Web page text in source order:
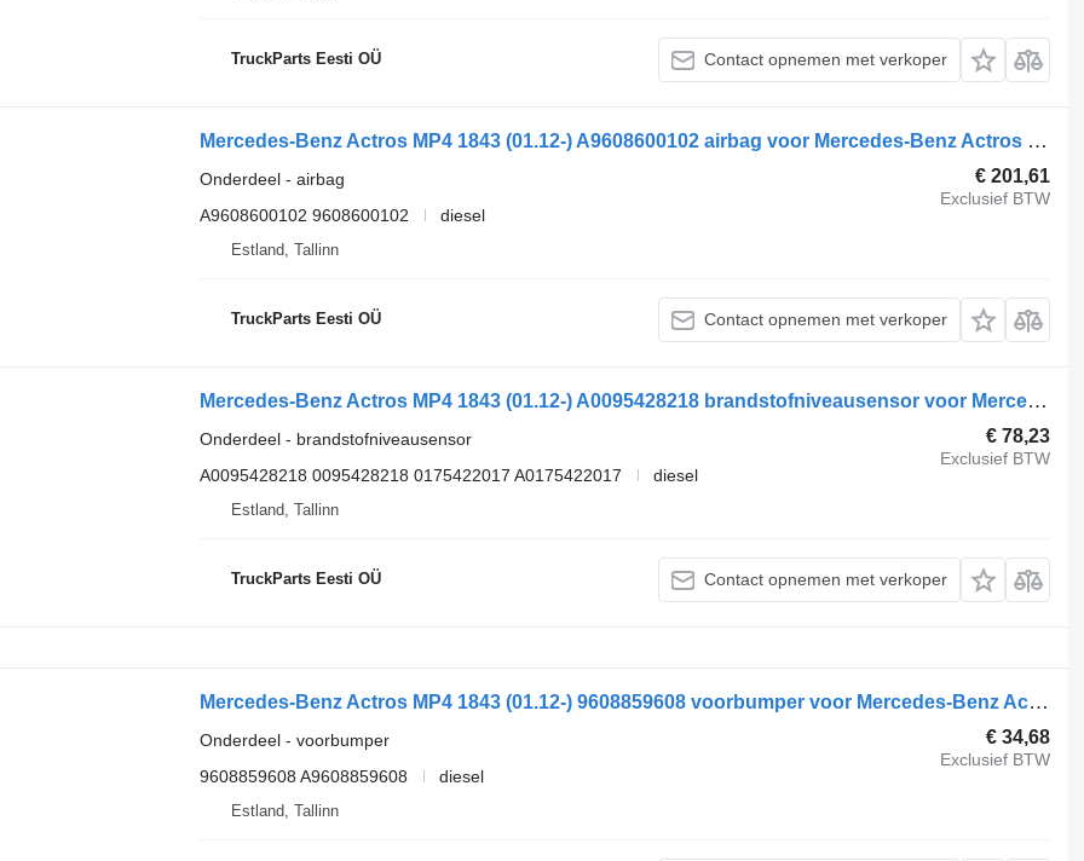
TruckParts Eesti OÜ Contact opnemen met verkoper
Mercedes-Benz Actros MP4 1843 (01.12-) A9608600102 airbag voor Mercedes-Benz Actros MP4 Antos Arocs (2012-) trekker
€ 201,61
Exclusief BTW
Onderdeel - airbag
A9608600102 9608600102
diesel
Estland, Tallinn
TruckParts Eesti OÜ Contact opnemen met verkoper
Mercedes-Benz Actros MP4 1843 (01.12-) A0095428218 brandstofniveausensor voor Mercedes-Benz Actros MP4 Antos Arocs (2012-) trekker
€ 78,23
Exclusief BTW
Onderdeel - brandstofniveausensor
A0095428218 0095428218 0175422017 A0175422017
diesel
Estland, Tallinn
TruckParts Eesti OÜ Contact opnemen met verkoper
Mercedes-Benz Actros MP4 1843 (01.12-) 9608859608 voorbumper voor Mercedes-Benz Actros MP4 Antos Arocs (2012-) trekker
€ 34,68
Exclusief BTW
Onderdeel - voorbumper
9608859608 A9608859608
diesel
Estland, Tallinn